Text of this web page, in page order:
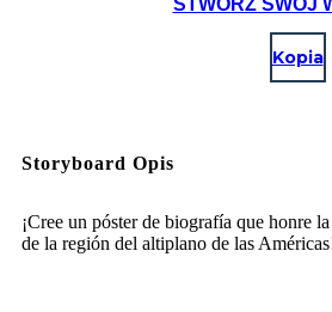
Kopia
Storyboard Opis
¡Cree un póster de biografía que honre
de la región del altiplano de las